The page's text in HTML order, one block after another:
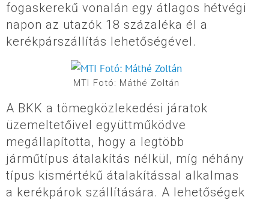
fogaskerekű vonalán egy átlagos hétvégi
napon az utazók 18 százaléka él a
kerékpárszállítás lehetőségével.
MTI Fotó: Máthé Zoltán
A BKK a tömegközlekedési járatok
üzemeltetőivel együttműködve
megállapította, hogy a legtöbb
járműtípus átalakítás nélkül, míg néhány
típus kismértékű átalakítással alkalmas
a kerékpárok szállítására. A lehetőségek